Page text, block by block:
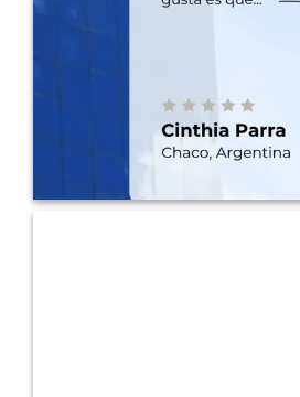
para alcanzar sus metas académicas